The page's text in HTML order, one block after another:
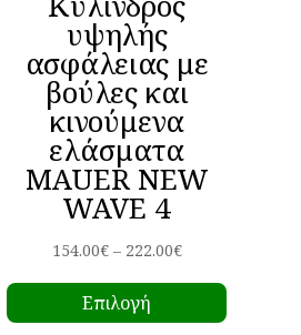
υψηλής
ασφάλειας με
βούλες και
κινούμενα
ελάσματα
MAUER NEW
WAVE 4
154.00€ – 222.00€Price
range:
Επιλογή
Αυτό